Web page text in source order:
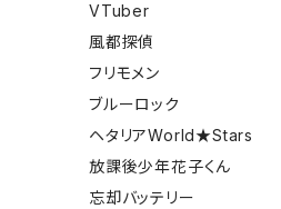
VTuber
風都探偵
フリモメン
ブルーロック
ヘタリアWorld★Stars
放課後少年花子くん
忘却バッテリー